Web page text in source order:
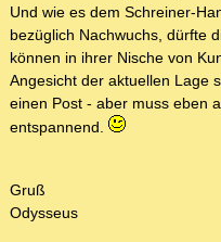
Und wie es dem Schreiner-
bezüglich Nachwuchs, dürfte
können in ihrer Nische von
Angesicht der aktuellen Lage
einen Post - aber muss eben
entspannend.
Gruß
Odysseus